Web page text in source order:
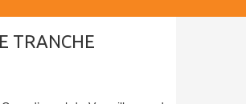
TRANCHE